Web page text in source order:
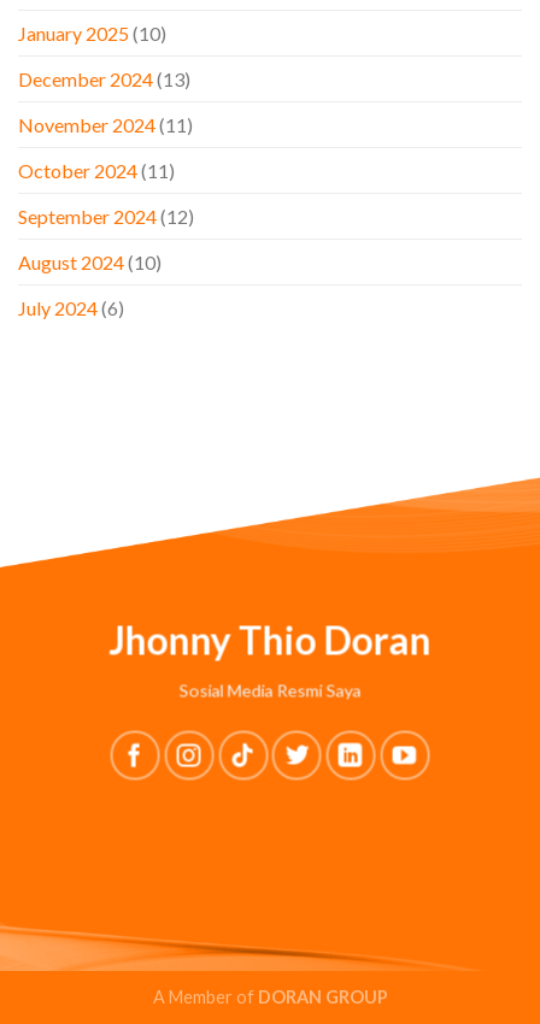
January 2025(10)
December 2024(13)
November 2024(11)
October 2024(11)
September 2024(12)
August 2024(10)
July 2024(6)
Jhonny Thio Doran
Sosial Media Resmi Saya
A Member of DORAN GROUP